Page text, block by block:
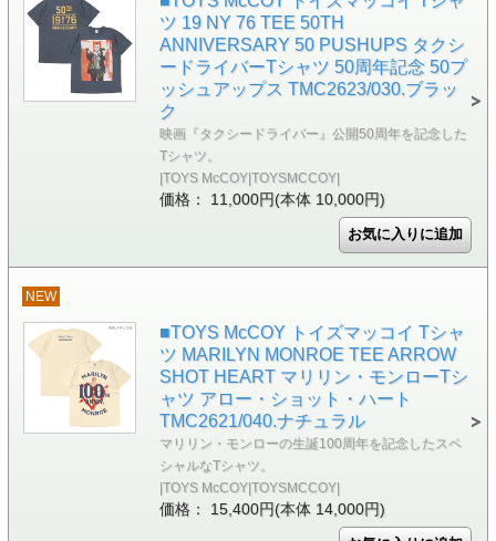
ツ 19 NY 76 TEE 50TH
ANNIVERSARY 50 PUSHUPS タクシ
ードライバーTシャツ 50周年記念 50プ
ッシュアップス TMC2623/030.ブラッ
ク
映画『タクシードライバー』公開50周年を記念した
Tシャツ。
|TOYS McCOY|TOYSMCCOY|
価格： 11,000円(本体 10,000円)
NEW
■TOYS McCOY トイズマッコイ Tシャ
ツ MARILYN MONROE TEE ARROW
SHOT HEART マリリン・モンローTシ
ャツ アロー・ショット・ハート
TMC2621/040.ナチュラル
マリリン・モンローの生誕100周年を記念したスペ
シャルなTシャツ。
|TOYS McCOY|TOYSMCCOY|
価格： 15,400円(本体 14,000円)